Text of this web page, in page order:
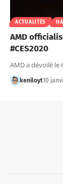
ACTUALITÉS
AMD
#CES2020
AMD a dévoilé le
keniloyt10